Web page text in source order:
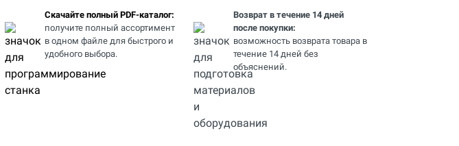
Скачайте полный PDF-каталог:
получите полный ассортимент
в одном файле для быстрого и
удобного выбора.
Возврат в течение 14 дней
после покупки:
возможность возврата товара в
течение 14 дней без
объяснений.